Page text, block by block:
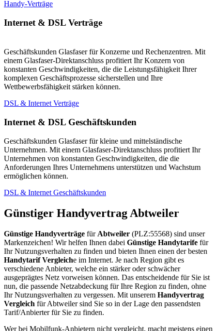
Handy-Verträge
Internet & DSL Verträge
Geschäftskunden Glasfaser für Konzerne und Rechenzentren. Mit
einem Glasfaser-Direktanschluss profitiert Ihr Konzern von
konstanten Geschwindigkeiten, die die Leistungsfähigkeit Ihrer
komplexen Geschäftsprozesse sicherstellen und Ihre
Wettbewerbsfähigkeit stärken können.
DSL & Internet Verträge
Internet & DSL Geschäftskunden
Geschäftskunden Glasfaser für kleine und mittelständische
Unternehmen. Mit einem Glasfaser-Direktanschluss profitiert Ihr
Unternehmen von konstanten Geschwindigkeiten, die die
Anforderungen Ihres Unternehmens unterstützen und Wachstum
ermöglichen können.
DSL & Internet Geschäftskunden
Günstiger Handyvertrag Abtweiler
Günstige Handyverträge für Abtweiler (PLZ:55568) sind unser
Markenzeichen! Wir helfen Ihnen dabei Günstige Handytarife für
Ihr Nutzungsverhalten zu finden und bieten Ihnen einen der besten
Handytarif Vergleiche im Internet. Je nach Region gibt es
verschiedene Anbieter, welche ein stärker oder schwächer
ausgeprägtes Netz vorweisen können. Das entscheidende für Sie ist
nun, die passende Netzabdeckung für Ihre Region zu finden, ohne
Ihr Nutzungsverhalten zu vergessen. Mit unserem Handyvertrag
Vergleich für Abtweiler sind Sie so in der Lage den passendsten
Tarif/Anbierter für Sie zu finden.
Wer bei Mobilfunk-Anbietern nicht vergleicht, macht meistens einen